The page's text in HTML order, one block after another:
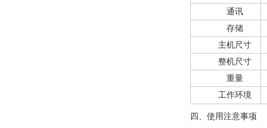
通讯
存储
主机尺寸
整机尺寸
重量
工作环境
四、使用注意事项